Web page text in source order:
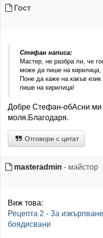
Гост
Стефан написа:
Мастер, не разбра ли, че
може да пише на кирилица,
Поне да каже на какъв
пише на кирилица!
Добре Стефан-обАсни ми
моля.Благодаря.
Отговори с цитат
masteradmin - майстор
Виж това:
Рецепта 2 - За
боядисвани